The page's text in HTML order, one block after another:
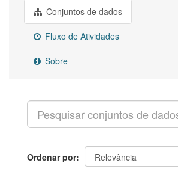
Conjuntos de dados
Fluxo de Atividades
Sobre
Ordenar por